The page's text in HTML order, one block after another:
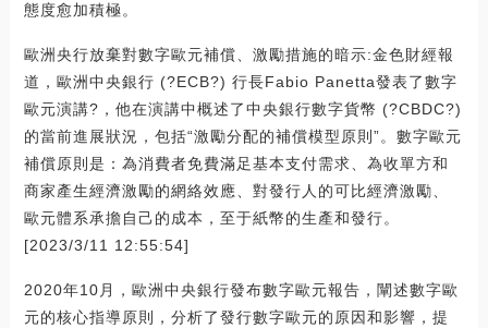
態度愈加積極。
歐洲央行放棄對數字歐元補償、激勵措施的暗示:金色財經報
道，歐洲中央銀行 (?ECB?) 行長Fabio Panetta發表了數字
歐元演講?，他在演講中概述了中央銀行數字貨幣 (?CBDC?)
的當前進展狀況，包括“激勵分配的補償模型原則”。數字歐元
補償原則是：為消費者免費滿足基本支付需求、為收單方和
商家產生經濟激勵的網絡效應、對發行人的可比經濟激勵、
歐元體系承擔自己的成本，至于紙幣的生產和發行。
[2023/3/11 12:55:54]
2020年10月，歐洲中央銀行發布數字歐元報告，闡述數字歐
元的核心指導原則，分析了發行數字歐元的原因和影響，提